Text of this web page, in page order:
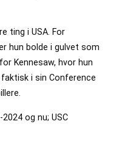
ting i USA. For
hun bolde i gulvet som
Kennesaw, hvor hun
i sin Conference
og nu; USC